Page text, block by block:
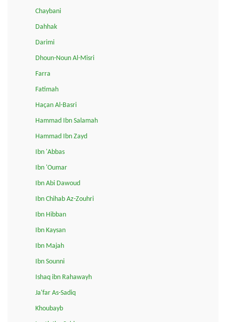
Chaybani
Dahhak
Darimi
Dhoun-Noun Al-Misri
Farra
Fatimah
Haçan Al-Basri
Hammad Ibn Salamah
Hammad Ibn Zayd
Ibn 'Abbas
Ibn 'Oumar
Ibn Abi Dawoud
Ibn Chihab Az-Zouhri
Ibn Hibban
Ibn Kaysan
Ibn Majah
Ibn Sounni
Ishaq ibn Rahawayh
Ja'far As-Sadiq
Khoubayb